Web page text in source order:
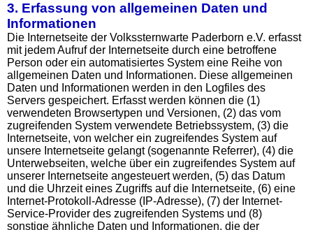
3. Erfassung von allgemeinen Daten und
Informationen
Die Internetseite der Volkssternwarte Paderborn e.V. erfasst
mit jedem Aufruf der Internetseite durch eine betroffene
Person oder ein automatisiertes System eine Reihe von
allgemeinen Daten und Informationen. Diese allgemeinen
Daten und Informationen werden in den Logfiles des
Servers gespeichert. Erfasst werden können die (1)
verwendeten Browsertypen und Versionen, (2) das vom
zugreifenden System verwendete Betriebssystem, (3) die
Internetseite, von welcher ein zugreifendes System auf
unsere Internetseite gelangt (sogenannte Referrer), (4) die
Unterwebseiten, welche über ein zugreifendes System auf
unserer Internetseite angesteuert werden, (5) das Datum
und die Uhrzeit eines Zugriffs auf die Internetseite, (6) eine
Internet-Protokoll-Adresse (IP-Adresse), (7) der Internet-
Service-Provider des zugreifenden Systems und (8)
sonstige ähnliche Daten und Informationen, die der